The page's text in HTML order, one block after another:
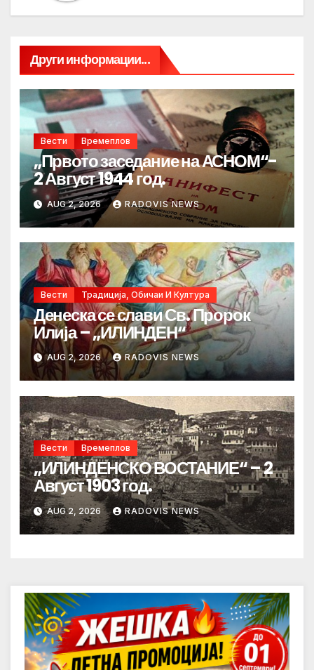
Други информации...
Вести Времеплов
„Првото заседание на АСНОМ“-
2 Август 1944 год.
AUG 2, 2026 RADOVIS NEWS
Вести Традиција, Обичаи И Култура
Денеска се слави Св. Пророк
Илија – „ИЛИНДЕН“
AUG 2, 2026 RADOVIS NEWS
Вести Времеплов
„ИЛИНДЕНСКО ВОСТАНИЕ“ – 2
Август 1903 год.
AUG 2, 2026 RADOVIS NEWS